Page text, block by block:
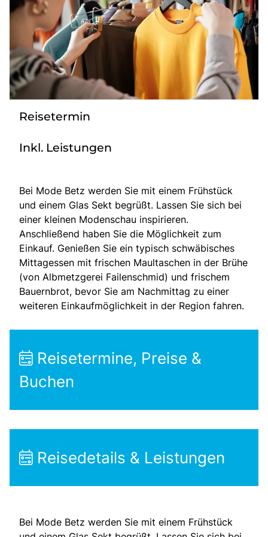
Bus anmieten
Service
Kontakt
Reisetermin
Inkl. Leistungen
Bei Mode Betz werden Sie mit einem Frühstück
und einem Glas Sekt begrüßt. Lassen Sie sich bei
einer kleinen Modenschau inspirieren.
Anschließend haben Sie die Möglichkeit zum
Einkauf. Genießen Sie ein typisch schwäbisches
Mittagessen mit frischen Maultaschen in der Brühe
(von Albmetzgerei Failenschmid) und frischem
Bauernbrot, bevor Sie am Nachmittag zu einer
weiteren Einkaufmöglichkeit in der Region fahren.
Reisetermine, Preise &
Buchen
Reisedetails & Leistungen
Bei Mode Betz werden Sie mit einem Frühstück